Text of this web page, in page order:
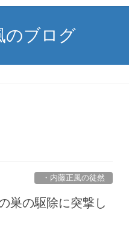
のブログ
・内藤正風の徒然
巣の駆除に突撃し